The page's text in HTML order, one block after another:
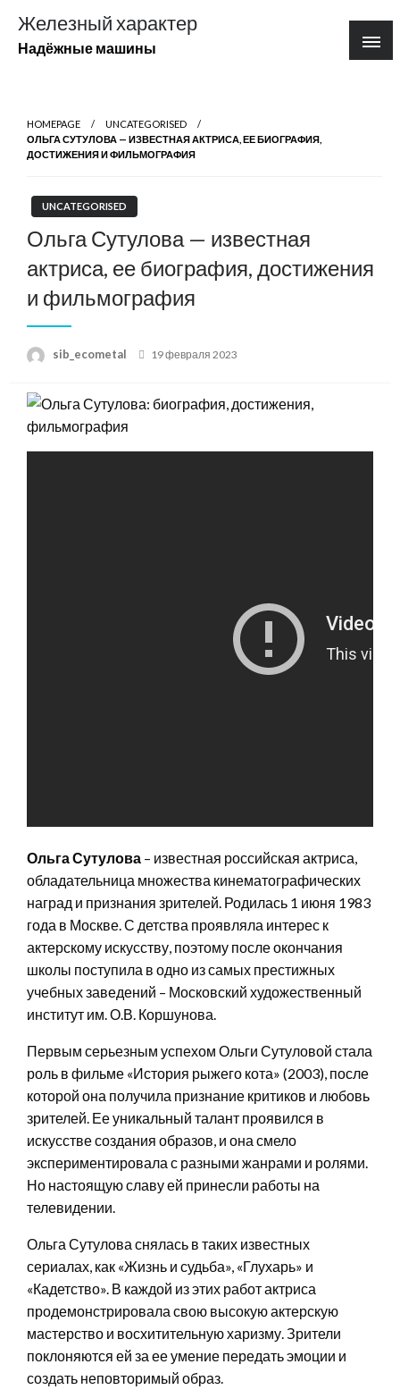
содержимому
Железный характер
Надёжные машины
HOMEPAGE
UNCATEGORISED
ОЛЬГА СУТУЛОВА — ИЗВЕСТНАЯ АКТРИСА, ЕЕ БИОГРАФИЯ,
ДОСТИЖЕНИЯ И ФИЛЬМОГРАФИЯ
UNCATEGORISED
Ольга Сутулова — известная
актриса, ее биография, достижения
и фильмография
sib_ecometal
Posted
19 февраля 2023
Ольга Сутулова – известная российская актриса,
обладательница множества кинематографических
наград и признания зрителей. Родилась 1 июня 1983
года в Москве. С детства проявляла интерес к
актерскому искусству, поэтому после окончания
школы поступила в одно из самых престижных
учебных заведений – Московский художественный
институт им. О.В. Коршунова.
Первым серьезным успехом Ольги Сутуловой стала
роль в фильме «История рыжего кота» (2003), после
которой она получила признание критиков и любовь
зрителей. Ее уникальный талант проявился в
искусстве создания образов, и она смело
экспериментировала с разными жанрами и ролями.
Но настоящую славу ей принесли работы на
телевидении.
Ольга Сутулова снялась в таких известных
сериалах, как «Жизнь и судьба», «Глухарь» и
«Кадетство». В каждой из этих работ актриса
продемонстрировала свою высокую актерскую
мастерство и восхитительную харизму. Зрители
поклоняются ей за ее умение передать эмоции и
создать неповторимый образ.